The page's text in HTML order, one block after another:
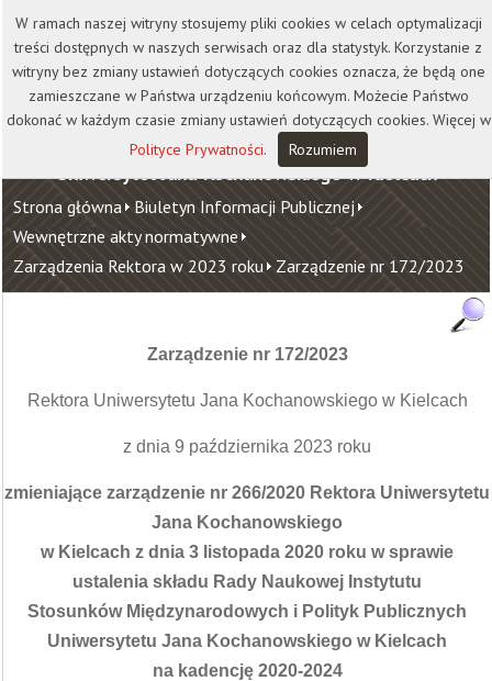
Kontakt Biblioteka
Wydawnictwo
Wirtualna Uczelnia
Uniwersytet Jana Kochanowskiego w Kielcach
Strona główna Biuletyn Informacji Publicznej
Wewnętrzne akty normatywne
Zarządzenia Rektora w 2023 roku Zarządzenie nr 172/2023
Zarządzenie nr 172/2023
Rektora Uniwersytetu Jana Kochanowskiego w Kielcach
z dnia 9 października 2023 roku
zmieniające zarządzenie nr 266/2020 Rektora Uniwersytetu
Jana Kochanowskiego
w Kielcach z dnia 3 listopada 2020 roku w sprawie
ustalenia składu Rady Naukowej Instytutu
Stosunków Międzynarodowych i Polityk Publicznych
Uniwersytetu Jana Kochanowskiego w Kielcach
na kadencję 2020-2024
W ramach naszej witryny stosujemy pliki cookies w celach optymalizacji
treści dostępnych w naszych serwisach oraz dla statystyk. Korzystanie z
witryny bez zmiany ustawień dotyczących cookies oznacza, że będą one
zamieszczane w Państwa urządzeniu końcowym. Możecie Państwo
dokonać w każdym czasie zmiany ustawień dotyczących cookies. Więcej w
Polityce Prywatności. Rozumiem